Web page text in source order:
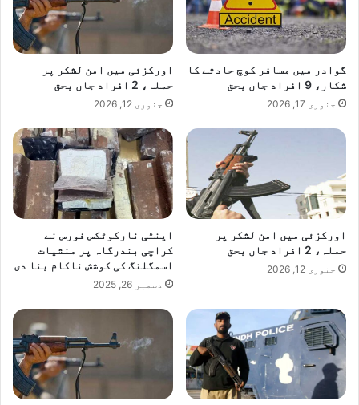
ب
ر
خ
ن
گوادر میں مسافر کوچ حادثے کا
شکار، 9 افراد جاں بحق
جنوری 17, 2026
اورکزئی میں امن لشکر پر
حملہ، 2 افراد جاں بحق
جنوری 12, 2026
اورکزئی میں امن لشکر پر
حملہ، 2 افراد جاں بحق
جنوری 12, 2026
اینٹی نارکوٹکس فورس نے
کراچی بندرگاہ پر منشیات
اسمگلنگ کی کوشش ناکام بنا دی
دسمبر 26, 2025